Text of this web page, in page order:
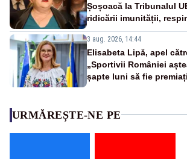
Șoșoacă la Tribunalul
ridicării imunității,
3 aug. 2026, 14:44
Elisabeta Lipă, apel
„Sportivii României
șapte luni să fie
URMĂREȘTE-NE PE